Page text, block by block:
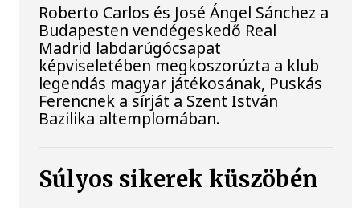
Roberto Carlos és José Ángel Sánchez a
Budapesten vendégeskedő Real
Madrid labdarúgócsapat
képviseletében megkoszorúzta a klub
legendás magyar játékosának, Puskás
Ferencnek a sírját a Szent István
Bazilika altemplomában.
Súlyos sikerek küszöbén